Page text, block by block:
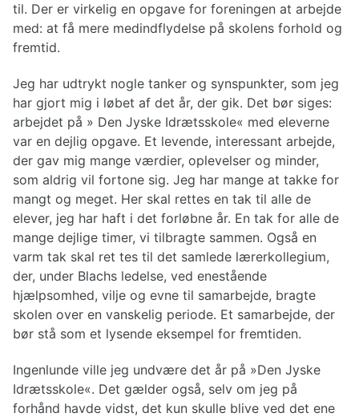
til. Der er virkelig en opgave for foreningen at arbejde
med: at få mere medindflydelse på skolens forhold og
fremtid.
Jeg har udtrykt nogle tanker og synspunkter, som jeg
har gjort mig i løbet af det år, der gik. Det bør siges:
arbejdet på » Den Jyske Idrætsskole« med eleverne
var en dejlig opgave. Et levende, interessant arbejde,
der gav mig mange værdier, oplevelser og minder,
som aldrig vil fortone sig. Jeg har mange at takke for
mangt og meget. Her skal rettes en tak til alle de
elever, jeg har haft i det forløbne år. En tak for alle de
mange dejlige timer, vi tilbragte sammen. Også en
varm tak skal ret tes til det samlede lærerkollegium,
der, under Blachs ledelse, ved enestående
hjælpsomhed, vilje og evne til samarbejde, bragte
skolen over en vanskelig periode. Et samarbejde, der
bør stå som et lysende eksempel for fremtiden.
Ingenlunde ville jeg undvære det år på »Den Jyske
Idrætsskole«. Det gælder også, selv om jeg på
forhånd havde vidst, det kun skulle blive ved det ene